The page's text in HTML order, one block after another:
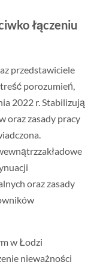
łączeniu
przedstawiciele
porozumień,
2022 r. Stabilizują
oraz zasady pracy
oraz zasady
w Łodzi
nieważności